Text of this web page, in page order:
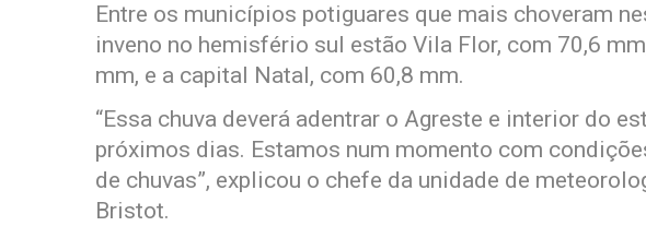
Entre os municípios potiguares que mais choveram
inveno no hemisfério sul estão Vila Flor, com 70,6
mm, e a capital Natal, com 60,8 mm.
“Essa chuva deverá adentrar o Agreste e interior do
próximos dias. Estamos num momento com
de chuvas”, explicou o chefe da unidade de
Bristot.